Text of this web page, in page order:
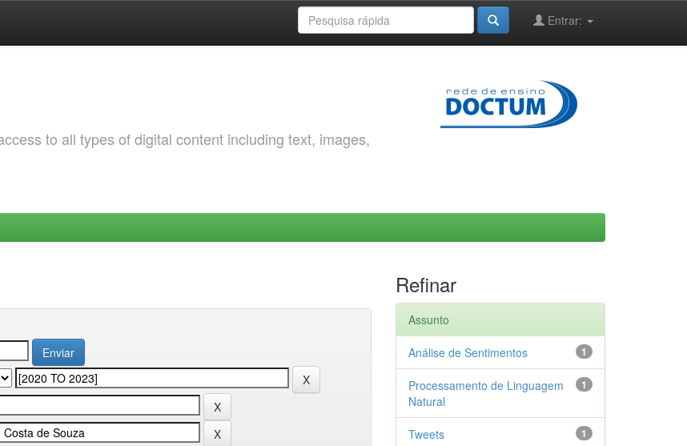
Entrar:
to all types of digital content including text, images,
Refinar
Assunto
1
Análise de Sentimentos
1
Processamento de Linguagem
Natural
1
Tweets